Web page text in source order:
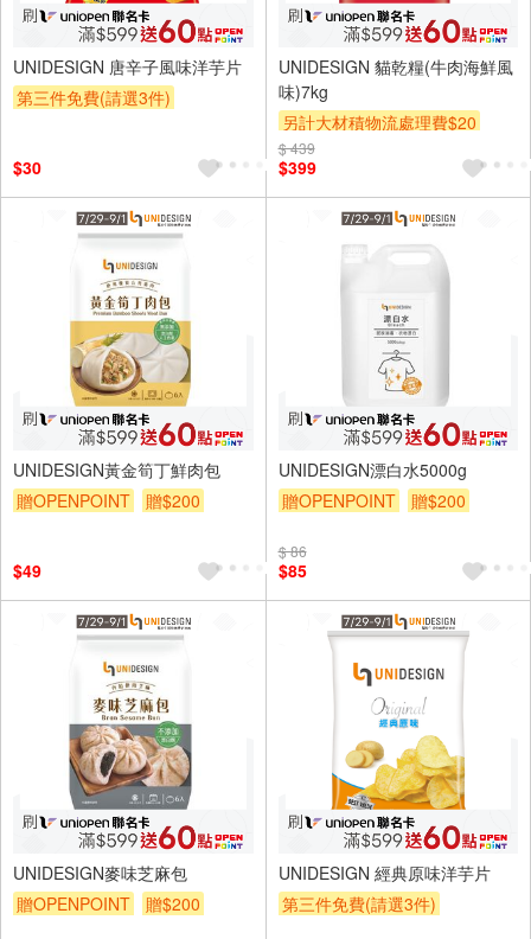
UNIDESIGN 唐辛子風味洋芋片
第三件免費(請選3件)
$30
UNIDESIGN 貓乾糧(牛肉海鮮風
味)7kg
另計大材積物流處理費$20
贈OPENPOINT
$ 439
$399
UNIDESIGN黃金筍丁鮮肉包
贈OPENPOINT
贈$200
$49
UNIDESIGN漂白水5000g
贈OPENPOINT
贈$200
$ 86
$85
UNIDESIGN麥味芝麻包
贈OPENPOINT
贈$200
UNIDESIGN 經典原味洋芋片
第三件免費(請選3件)